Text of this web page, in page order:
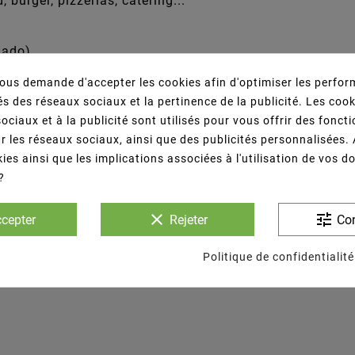
Vous Aimerez Aussi
demande d'accepter les cookies afin d'optimiser les
des réseaux sociaux et la pertinence de la publicité. Les
et à la publicité sont utilisés pour vous offrir des
les réseaux sociaux, ainsi que des publicités personnalisées.
ainsi que les implications associées à l'utilisation de vos
clear Rejeter tune
Politique de